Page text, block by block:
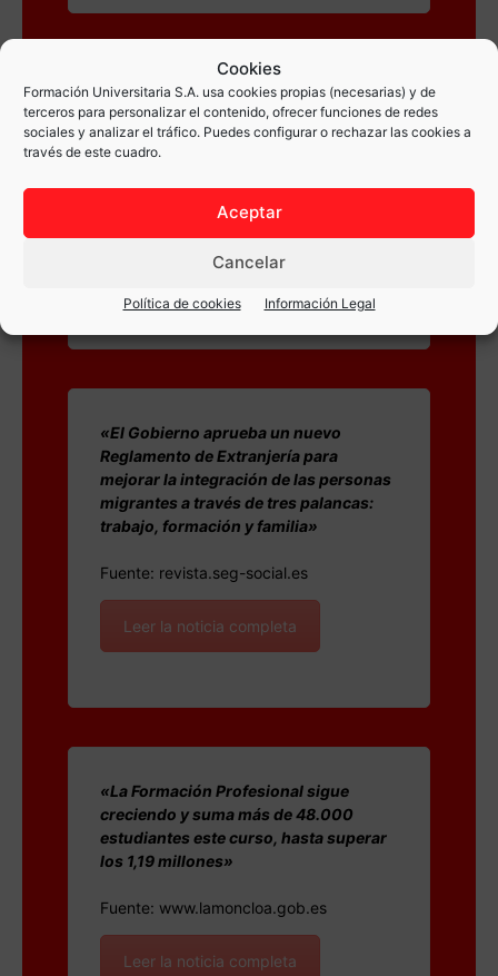
Cookies
Formación Universitaria S.A. usa cookies propias (necesarias) y de
terceros para personalizar el contenido, ofrecer funciones de redes
sociales y analizar el tráfico. Puedes configurar o rechazar las cookies a
través de este cuadro.
Aceptar
Cancelar
Política de cookies Información Legal
«La Formación Profesional crece 7
puntos en el último año y ya son el
41,91% de las ofertas de empleo las que
Fuente: www.rrhhdigital.com
Leer la noticia completa
«El Gobierno aprueba un nuevo
Reglamento de Extranjería para
mejorar la integración de las personas
migrantes a través de tres palancas:
trabajo, formación y familia»
Fuente: revista.seg-social.es
Leer la noticia completa
«La Formación Profesional sigue
creciendo y suma más de 48.000
estudiantes este curso, hasta superar
los 1,19 millones»
Fuente: www.lamoncloa.gob.es
Leer la noticia completa